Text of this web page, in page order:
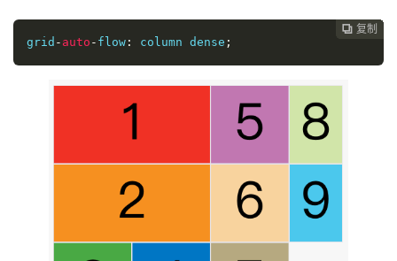
 复制
 复制
 复制
 复制
 复制
 复制
 复制
 复制
 复制
 复制
 复制
 复制
 复制
 复制
 复制
 复制
 复制
 复制
 复制
 复制
 复制
 复制
 复制
 复制
grid - auto - flow : column dense ;